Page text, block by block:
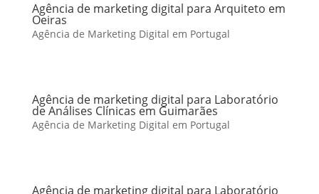
Agência de marketing digital para Arquiteto em
Oeiras
Agência de Marketing Digital em Portugal
Agência de marketing digital para Laboratório
de Análises Clínicas em Guimarães
Agência de Marketing Digital em Portugal
Agência de marketing digital para Laboratório